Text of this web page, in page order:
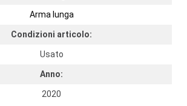
Arma lunga
Condizioni articolo:
Usato
Anno:
2020